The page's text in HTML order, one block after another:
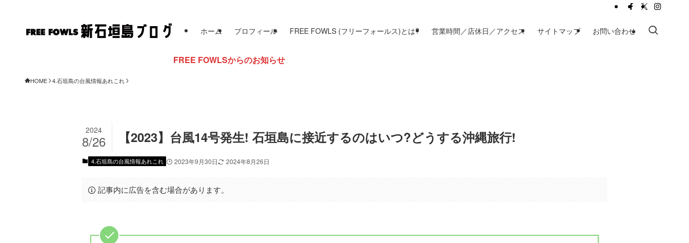
ホーム プロフィール FREE FOWLS (フリーフォールス)とは? 営業時間／店休日／アクセス サイトマップ お問い合わせ
FREE FOWLSからのお知らせ
HOME 4.石垣島の台風情報あれこれ
【2023】台風14号発生! 石垣島に接近するのはいつ?どうする沖縄旅行!
2024
8/26
4.石垣島の台風情報あれこれ 2023年9月30日 2024年8月26日
記事内に広告を含む場合があります。